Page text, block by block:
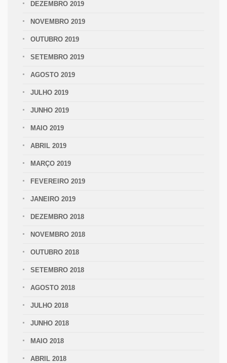
DEZEMBRO 2019
NOVEMBRO 2019
OUTUBRO 2019
SETEMBRO 2019
AGOSTO 2019
JULHO 2019
JUNHO 2019
MAIO 2019
ABRIL 2019
MARÇO 2019
FEVEREIRO 2019
JANEIRO 2019
DEZEMBRO 2018
NOVEMBRO 2018
OUTUBRO 2018
SETEMBRO 2018
AGOSTO 2018
JULHO 2018
JUNHO 2018
MAIO 2018
ABRIL 2018